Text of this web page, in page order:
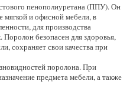
пенополиуретана (ППУ). Он
мягкой и офисной мебели, в
для производства
Поролон безопасен для здоровья,
сохраняет свои качества при
поролона. При
предмета мебели, а также